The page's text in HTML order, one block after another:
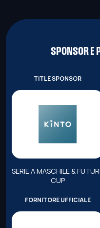
SPONSOR E
TITLE SPONSOR
SERIE A MASCHILE &
CUP
FORNITORE UFFICIALE